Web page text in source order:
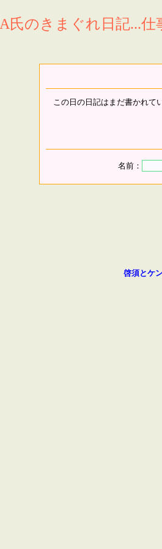
A氏のきまぐれ日記...
この日の日記はまだ書かれて
名前：
啓須とケ